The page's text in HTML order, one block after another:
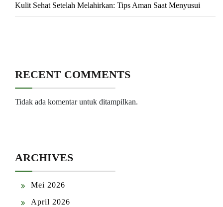
Kulit Sehat Setelah Melahirkan: Tips Aman Saat Menyusui
RECENT COMMENTS
Tidak ada komentar untuk ditampilkan.
ARCHIVES
Mei 2026
April 2026